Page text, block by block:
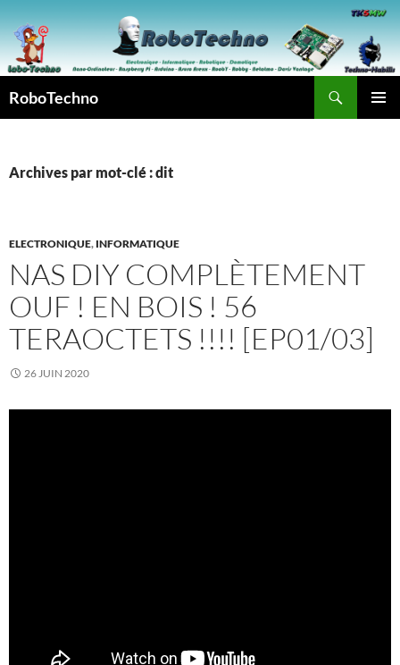
au
contenu
RoboTechno
Archives par mot-clé : dit
ELECTRONIQUE, INFORMATIQUE
NAS DIY COMPLÈTEMENT
OUF ! EN BOIS ! 56
TERAOCTETS !!!! [EP01/03]
26 JUIN 2020